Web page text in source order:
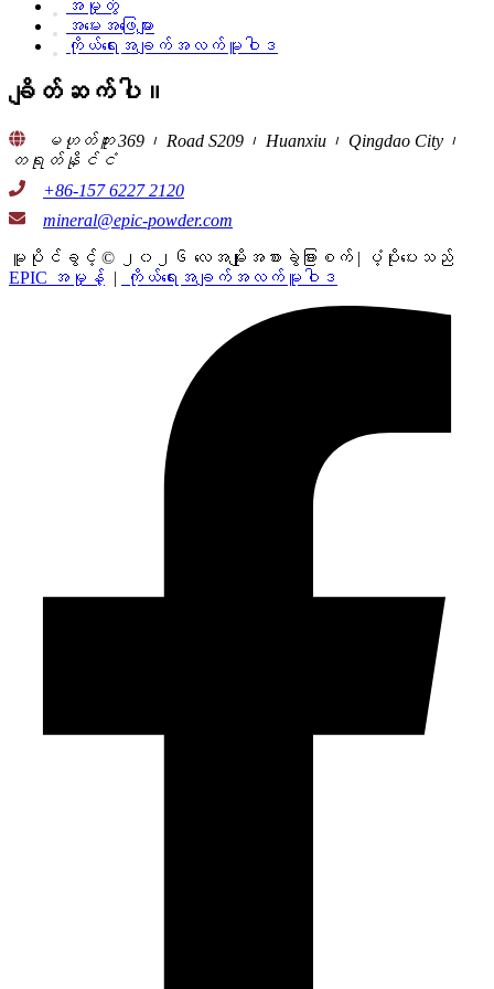
အမှုတွဲ
အမေးအဖြေများ
ကိုယ်ရေးအချက်အလက်မူဝါဒ
ချိတ်ဆက်ပါ။
မဟုတ်ဘူး 369၊ Road S209၊ Huanxiu၊ Qingdao City၊
တရုတ်နိုင်ငံ
+86-157 6227 2120
mineral@epic-powder.com
မူပိုင်ခွင့် © ၂၀၂၆ လေအမျိုးအစားခွဲခြားစက် | ပံ့ပိုးပေးသည်
EPIC အမှုန့် | ကိုယ်ရေးအချက်အလက်မူဝါဒ